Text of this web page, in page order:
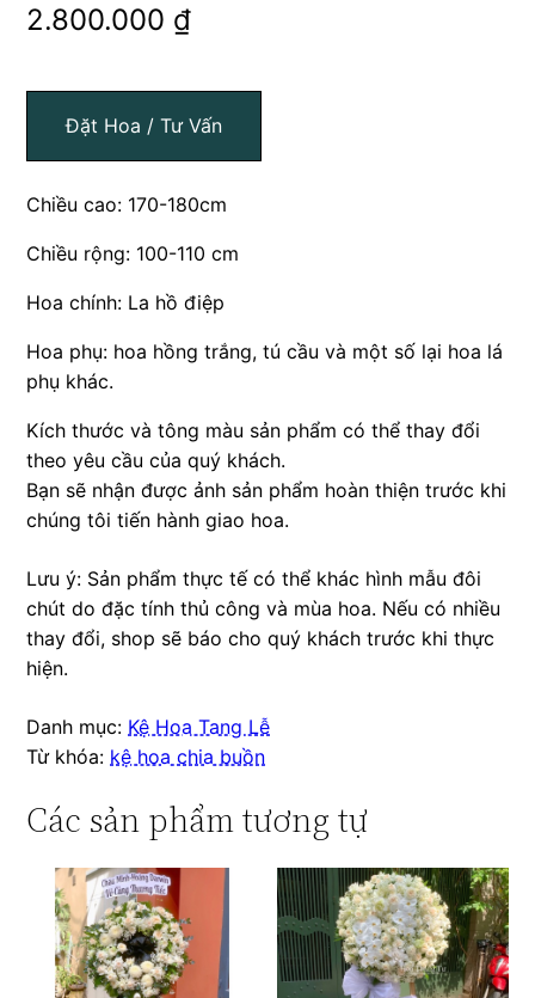
2.800.000 ₫
Đặt Hoa / Tư Vấn
Chiều cao: 170-180cm
Chiều rộng: 100-110 cm
Hoa chính: La hồ điệp
Hoa phụ: hoa hồng trắng, tú cầu và một số lại hoa lá
phụ khác.
Kích thước và tông màu sản phẩm có thể thay đổi
theo yêu cầu của quý khách.
Bạn sẽ nhận được ảnh sản phẩm hoàn thiện trước khi
chúng tôi tiến hành giao hoa.
Lưu ý: Sản phẩm thực tế có thể khác hình mẫu đôi
chút do đặc tính thủ công và mùa hoa. Nếu có nhiều
thay đổi, shop sẽ báo cho quý khách trước khi thực
hiện.
Danh mục: Kệ Hoa Tang Lễ
Từ khóa: kệ hoa chia buồn
Các sản phẩm tương tự